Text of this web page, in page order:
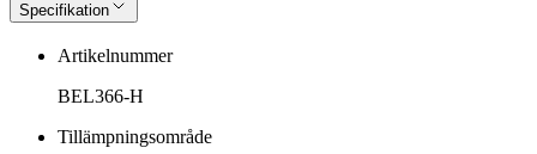
Specifikation
Artikelnummer
BEL366-H
Tillämpningsområde